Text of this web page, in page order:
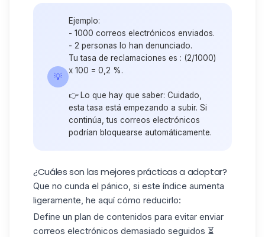
💡
Ejemplo:
- 1000 correos electrónicos enviados.
- 2 personas lo han denunciado.
Tu tasa de reclamaciones es : (2/1000)
x 100 = 0,2 %.
👉 Lo que hay que saber: Cuidado,
esta tasa está empezando a subir. Si
continúa, tus correos electrónicos
podrían bloquearse automáticamente.
¿Cuáles son las mejores prácticas a adoptar?
Que no cunda el pánico, si este índice aumenta
ligeramente, he aquí cómo reducirlo:
Define un plan de contenidos para evitar enviar
correos electrónicos demasiado seguidos ⏳